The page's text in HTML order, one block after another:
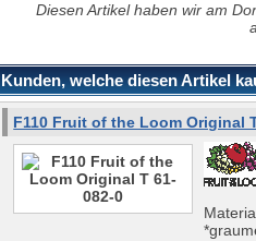
Diesen Artikel haben wir am
Kunden, welche diesen Artikel
F110 Fruit of the Loom Original